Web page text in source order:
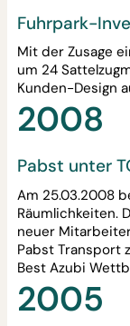
Fuhrpark-
Mit der Zusage
um 24
Kunden-Design
2008
Pabst unter
Am 25.03.2008
Räumlichkeiten.
neuer
Pabst Transport
Best Azubi
2005